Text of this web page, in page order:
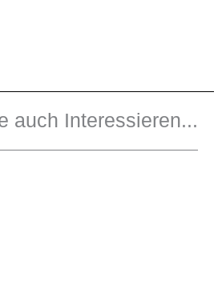
auch Interessieren...